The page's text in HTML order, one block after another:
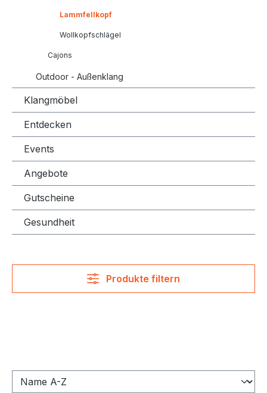
Lammfellkopf
Wollkopfschlägel
Cajons
Outdoor - Außenklang
Klangmöbel
Entdecken
Events
Angebote
Gutscheine
Gesundheit
Produkte filtern